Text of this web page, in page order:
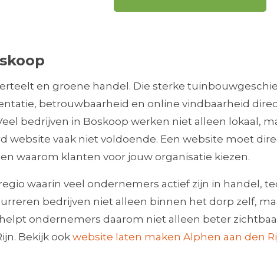
en groene handel. Die sterke
betrouwbaarheid en online vindbaarheid
bedrijven in Boskoop werken niet alleen lokaal,
website vaak niet voldoende. Een website moet
waarom klanten voor jouw organisatie kiezen.
waarin veel ondernemers actief zijn in handel,
bedrijven niet alleen binnen het dorp zelf,
ondernemers daarom niet alleen beter
Bekijk ook website laten maken Alphen aan den